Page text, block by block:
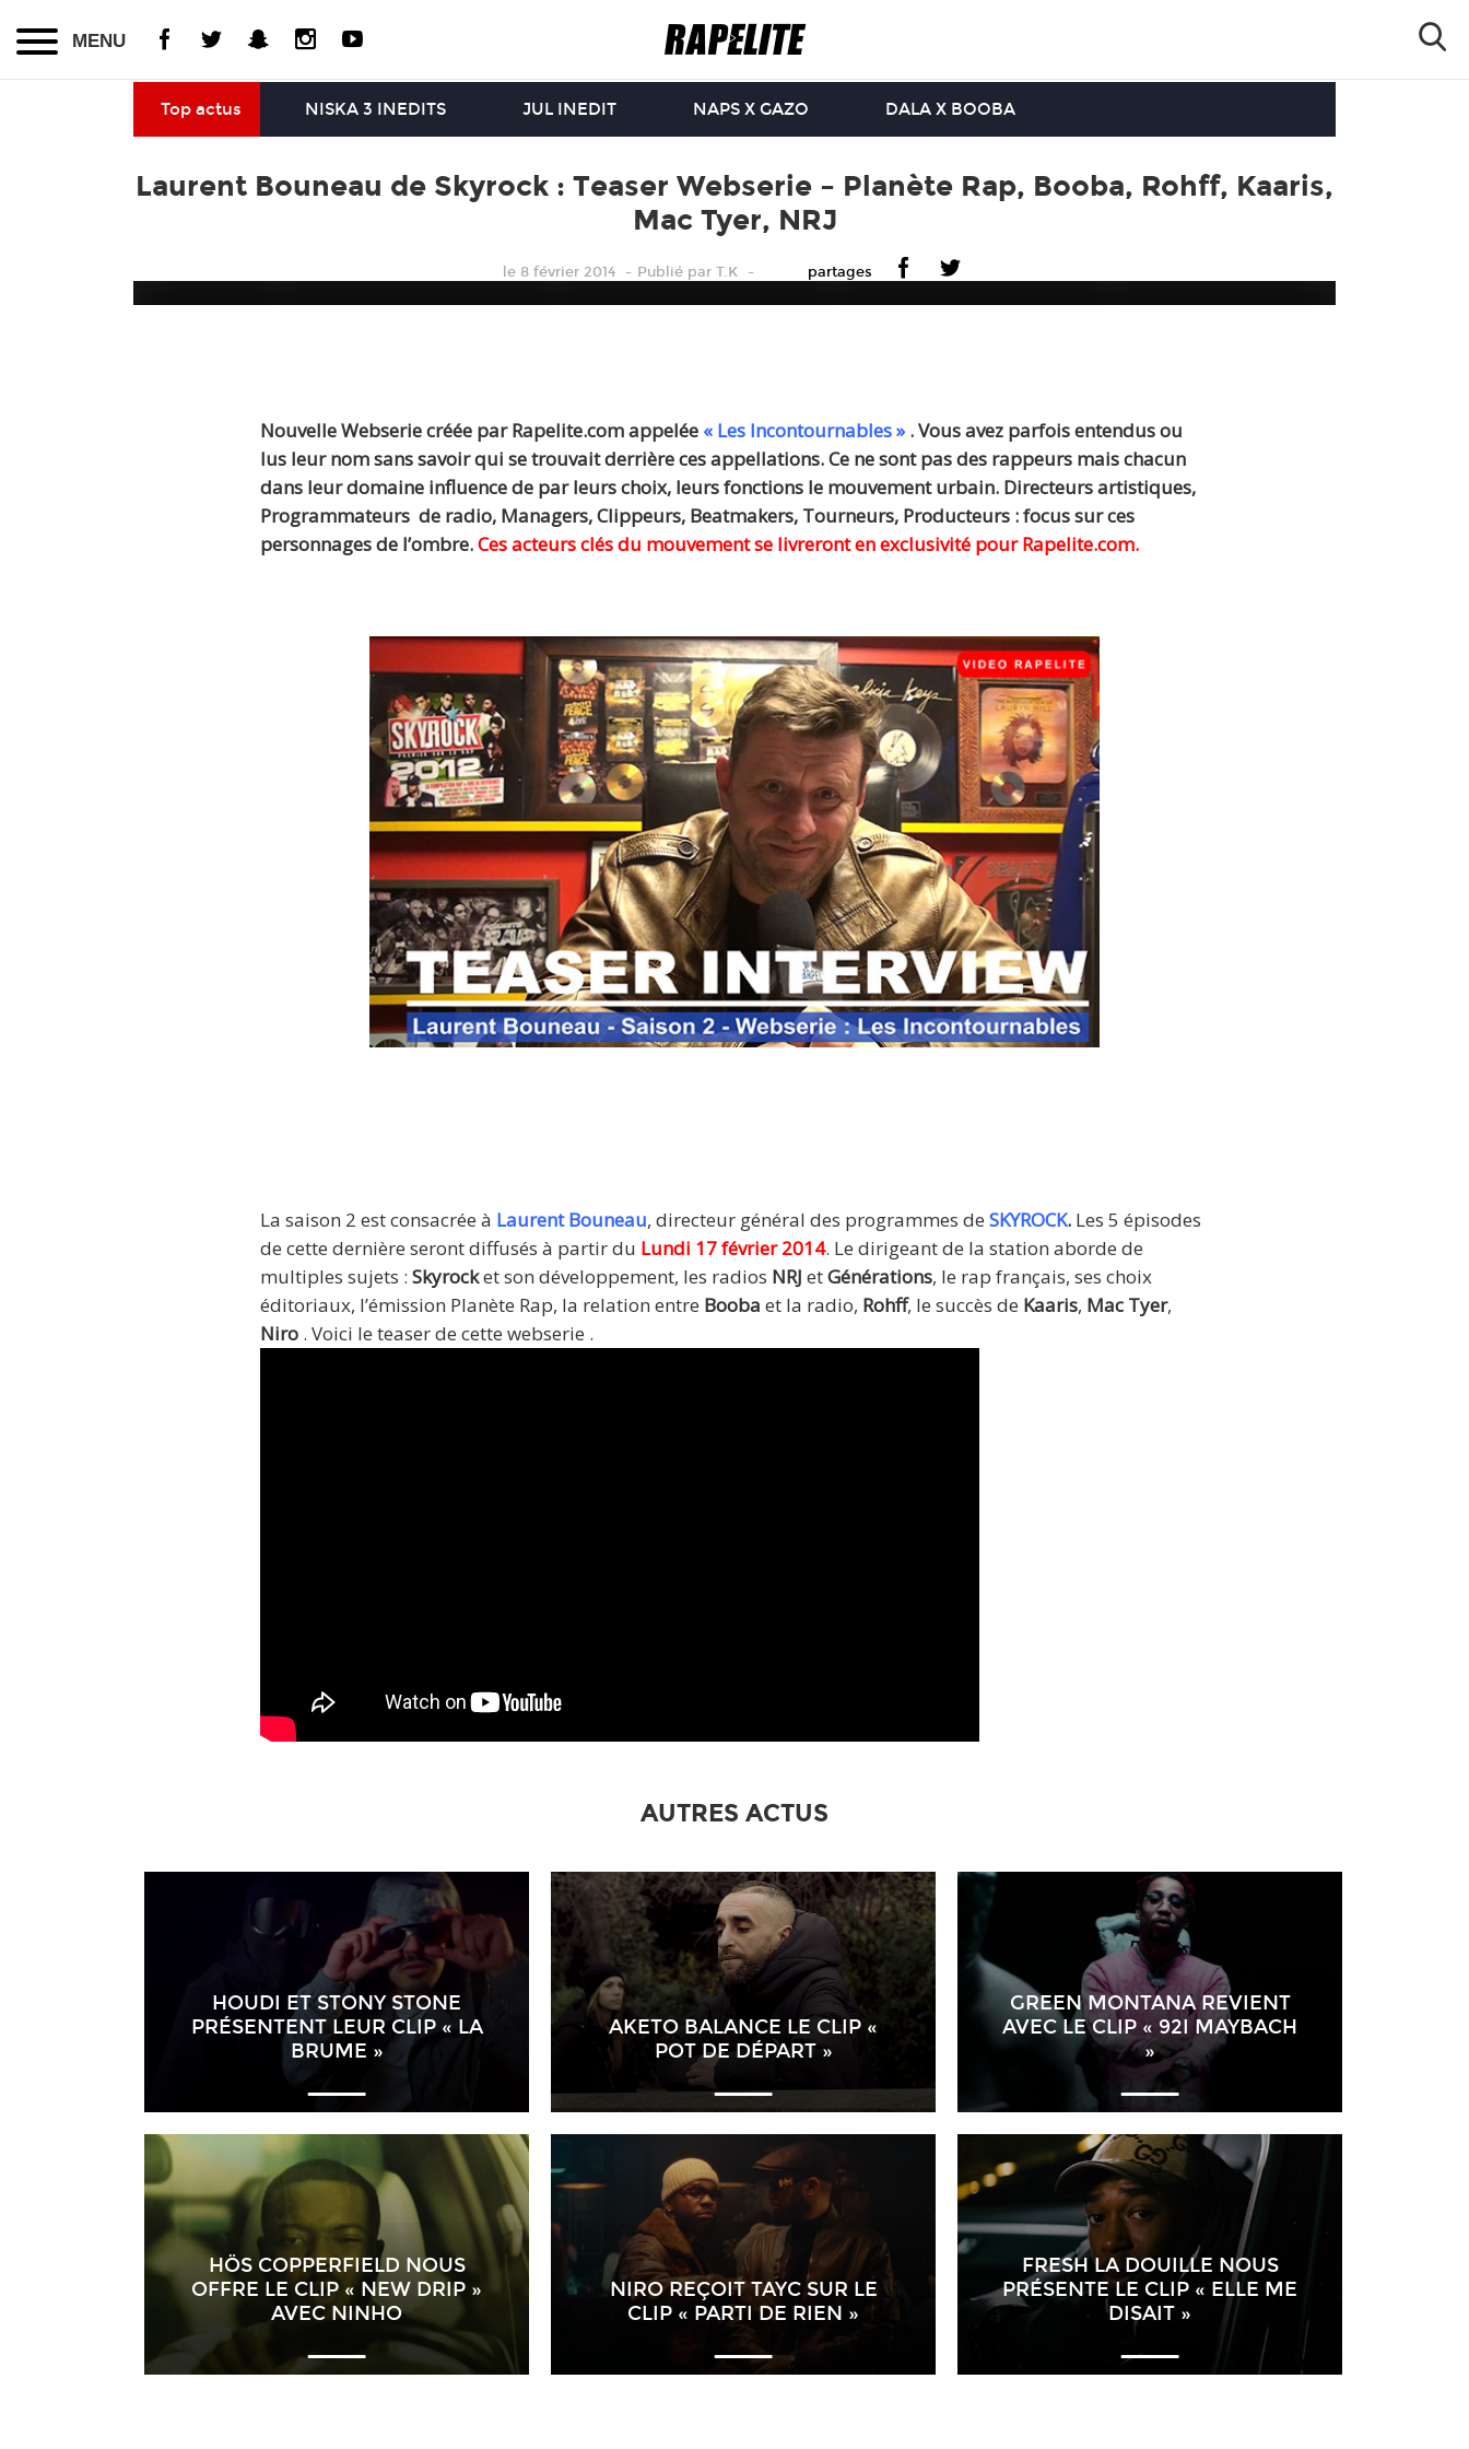
MENU
Top actus NISKA 3 INEDITS JUL INEDIT NAPS X GAZO DALA X BOOBA
Laurent Bouneau de Skyrock : Teaser Webserie – Planète Rap, Booba, Rohff, Kaaris,
Mac Tyer, NRJ
le 8 février 2014 Publié par T.K partages
Nouvelle Webserie créée par Rapelite.com appelée « Les Incontournables ». Vous avez parfois entendus ou
lus leur nom sans savoir qui se trouvait derrière ces appellations. Ce ne sont pas des rappeurs mais chacun
dans leur domaine influence de par leurs choix, leurs fonctions le mouvement urbain. Directeurs artistiques,
Programmateurs de radio, Managers, Clippeurs, Beatmakers, Tourneurs, Producteurs : focus sur ces
personnages de l’ombre.Ces acteurs clés du mouvement se livreront en exclusivité pour Rapelite.com.
La saison 2 est consacrée à Laurent Bouneau, directeur général des programmes de SKYROCK.Les 5 épisodes
de cette dernière seront diffusés à partir du Lundi 17 février 2014. Le dirigeant de la station aborde de
multiples sujets : Skyrocket son développement, les radios NRJ etGénérations, le rap français, ses choix
éditoriaux, l’émission Planète Rap, la relation entre Booba et la radio, Rohff, le succès de Kaaris, Mac Tyer,
Niro. Voici le teaser de cette webserie .
AUTRES ACTUS
HOUDI ET STONY STONE
PRÉSENTENT LEUR CLIP « LA
BRUME »
AKETO BALANCE LE CLIP «
POT DE DÉPART »
GREEN MONTANA REVIENT
AVEC LE CLIP « 92I MAYBACH
»
HÖS COPPERFIELD NOUS
OFFRE LE CLIP « NEW DRIP »
AVEC NINHO
NIRO REÇOIT TAYC SUR LE
CLIP « PARTI DE RIEN »
FRESH LA DOUILLE NOUS
PRÉSENTE LE CLIP « ELLE ME
DISAIT »